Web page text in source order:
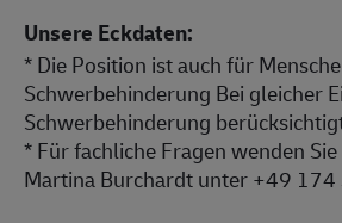
Unsere Eckdaten:
* Die Position ist auch für
Schwerbehinderung Bei gleicher
Schwerbehinderung
* Für fachliche Fragen wenden
Martina Burchardt unter +49